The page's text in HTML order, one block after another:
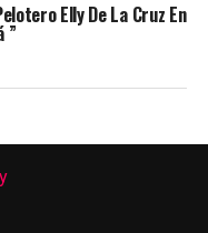
Elly De La Cruz En
”